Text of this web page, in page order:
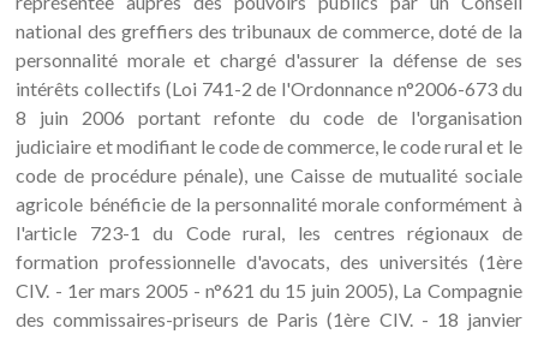
national des greffiers des tribunaux de commerce, doté de la
personnalité morale et chargé d'assurer la défense de ses
intérêts collectifs (Loi 741-2 de l'Ordonnance n°2006-673 du
8 juin 2006 portant refonte du code de l'organisation
judiciaire et modifiant le code de commerce, le code rural et le
code de procédure pénale), une Caisse de mutualité sociale
agricole bénéficie de la personnalité morale conformément à
l'article 723-1 du Code rural, les centres régionaux de
formation professionnelle d'avocats, des universités (1ère
CIV. - 1er mars 2005 - n°621 du 15 juin 2005), La Compagnie
des commissaires-priseurs de Paris (1ère CIV. - 18 janvier